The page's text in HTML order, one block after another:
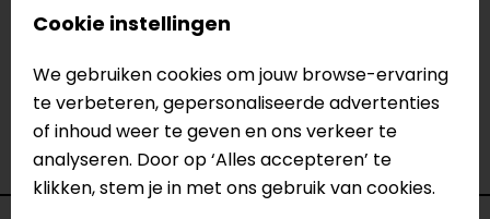
Specificaties
Naam
T-SP S Waterproof Motorjas
Model
3200120
Merk
Alpinestars
Kleur
Zwart-Fluor
Cookie instellingen
We gebruiken cookies om jouw browse-ervaring
te verbeteren, gepersonaliseerde advertenties
of inhoud weer te geven en ons verkeer te
analyseren. Door op ‘Alles accepteren’ te
klikken, stem je in met ons gebruik van cookies.